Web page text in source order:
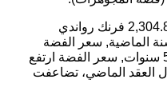
اليوم، ارتفع سعر الفضة بمقدار 2,304.82 فرنك رواندي
الماضية, سعر الفضة
ارتفع بمقدار 68.01%. على مدى 5 سنوات, سعر الفضة ارتفع
(+290.0%). خلال العقد الماضي، تضاعفت